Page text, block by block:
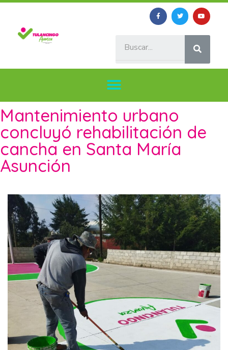
Mantenimiento urbano
concluyó rehabilitación de
cancha en Santa María
Asunción